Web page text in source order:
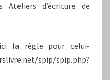
d’écriture de
la règle pour celui-
spip/spip.php?